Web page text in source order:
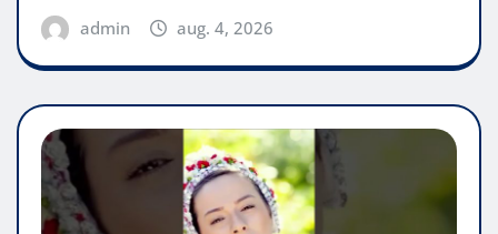
admin aug. 4, 2026